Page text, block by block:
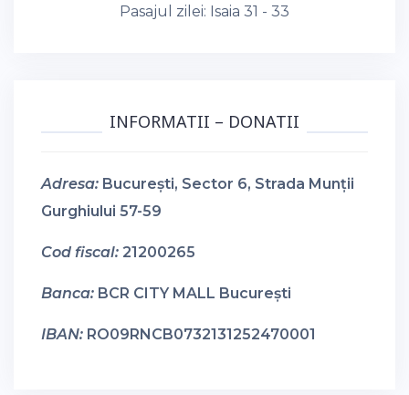
Pasajul zilei: Isaia 31 - 33
INFORMATII – DONATII
Adresa: București, Sector 6, Strada Munții
Gurghiului 57-59
Cod fiscal: 21200265
Banca: BCR CITY MALL București
IBAN: RO09RNCB0732131252470001